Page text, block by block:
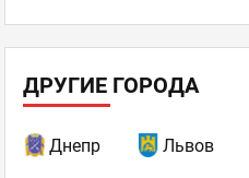
ДРУГИЕ ГОРОДА
Днепр Львов